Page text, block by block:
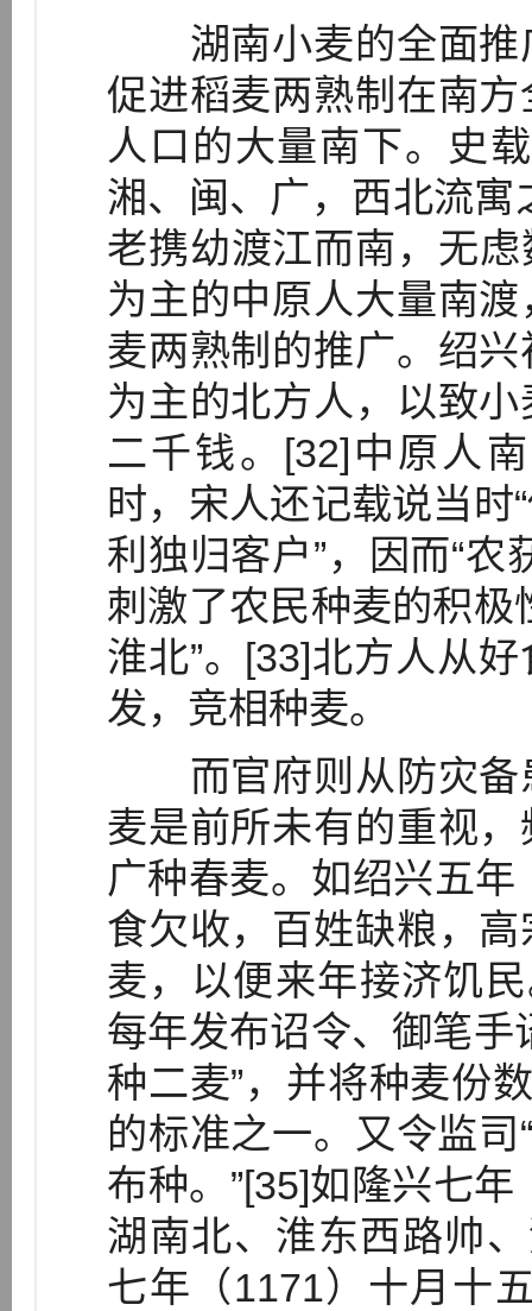
湖南小麦的全面推
促进稻麦两熟制在南
人口的大量南下。史
湘、闽、广，西北流寓
老携幼渡江而南，无
为主的中原人大量南
麦两熟制的推广。绍
为主的北方人，以致
二千钱。[32]中原人
时，宋人还记载说当时
利独归客户”，因而“农
刺激了农民种麦的积极
淮北”。[33]北方人从
发，竞相种麦。
而官府则从防灾备
麦是前所未有的重视
广种春麦。如绍兴五
食欠收，百姓缺粮，
麦，以便来年接济饥
每年发布诏令、御笔手
种二麦”，并将种麦份
的标准之一。又令监司
布种。”[35]如隆兴七
湖南北、淮东西路帅
七年（1171）十月十